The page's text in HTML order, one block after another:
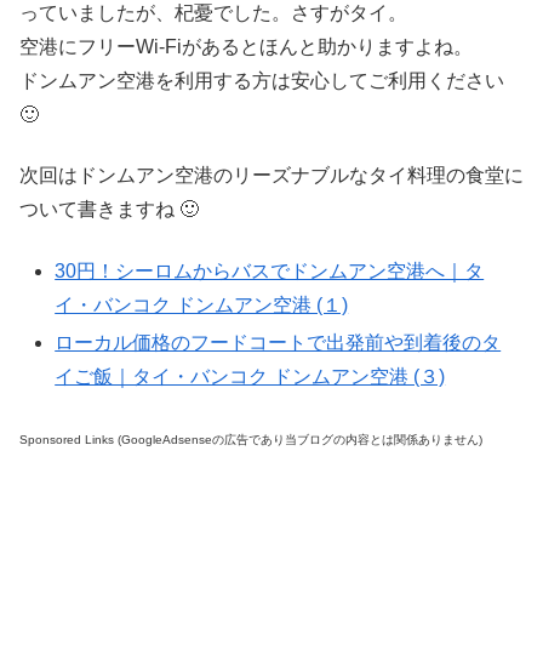
っていましたが、杞憂でした。さすがタイ。
空港にフリーWi-Fiがあるとほんと助かりますよね。
ドンムアン空港を利用する方は安心してご利用ください
🙂
次回はドンムアン空港のリーズナブルなタイ料理の食堂に
ついて書きますね 🙂
30円！シーロムからバスでドンムアン空港へ｜タ
イ・バンコク ドンムアン空港 (１)
ローカル価格のフードコートで出発前や到着後のタ
イご飯｜タイ・バンコク ドンムアン空港 (３)
Sponsored Links (GoogleAdsenseの広告であり当ブログの内容とは関係ありません)